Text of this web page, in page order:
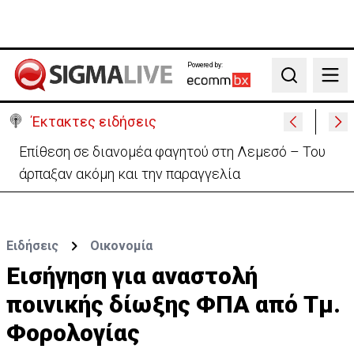
Powered by:
Search
Έκτακτες ειδήσεις
Ιταλία-Ισπανία: Στα άκρα η διπλωματική κόντρα για
το Σένγκεν
Ειδήσεις Οικονομία
Εισήγηση για αναστολή
ποινικής δίωξης ΦΠΑ από Τμ.
Φορολογίας